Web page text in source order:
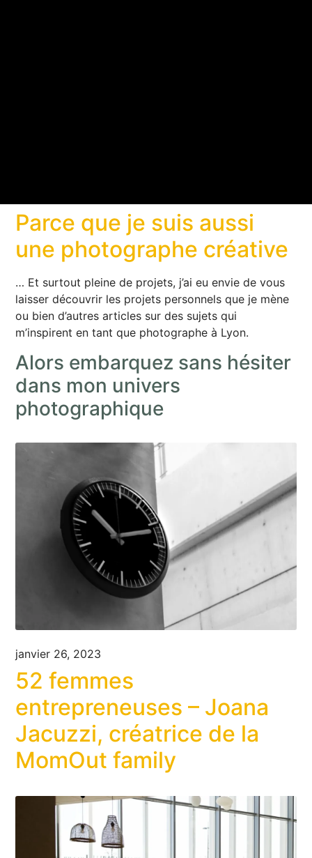
Parce que je suis aussi
une photographe créative
… Et surtout pleine de projets, j’ai eu envie de vous
laisser découvrir les projets personnels que je mène
ou bien d’autres articles sur des sujets qui
m’inspirent en tant que photographe à Lyon.
Alors embarquez sans hésiter
dans mon univers
photographique
janvier 26, 2023
52 femmes
entrepreneuses – Joana
Jacuzzi, créatrice de la
MomOut family